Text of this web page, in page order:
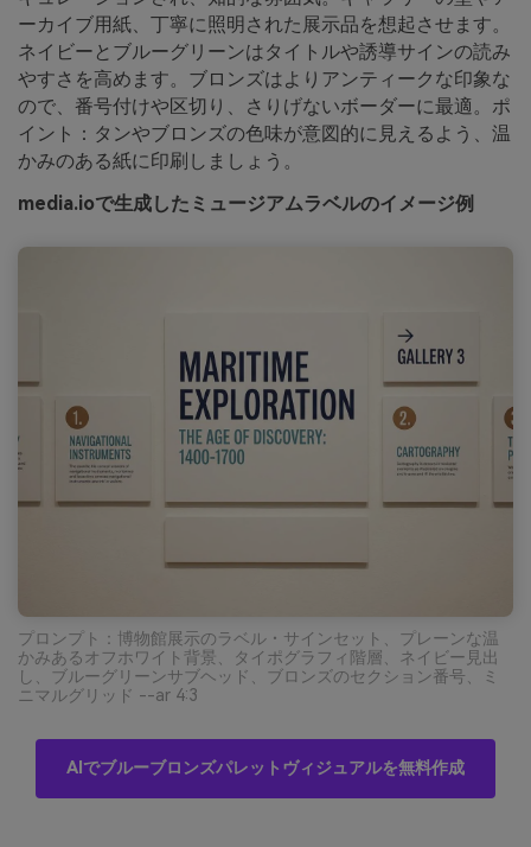
ーカイブ用紙、丁寧に照明された展示品を想起させます。
ネイビーとブルーグリーンはタイトルや誘導サインの読み
やすさを高めます。ブロンズはよりアンティークな印象な
ので、番号付けや区切り、さりげないボーダーに最適。ポ
イント：タンやブロンズの色味が意図的に見えるよう、温
かみのある紙に印刷しましょう。
media.ioで生成したミュージアムラベルのイメージ例
プロンプト：博物館展示のラベル・サインセット、プレーンな温
かみあるオフホワイト背景、タイポグラフィ階層、ネイビー見出
し、ブルーグリーンサブヘッド、ブロンズのセクション番号、ミ
ニマルグリッド --ar 4:3
AIでブルーブロンズパレットヴィジュアルを無料作成